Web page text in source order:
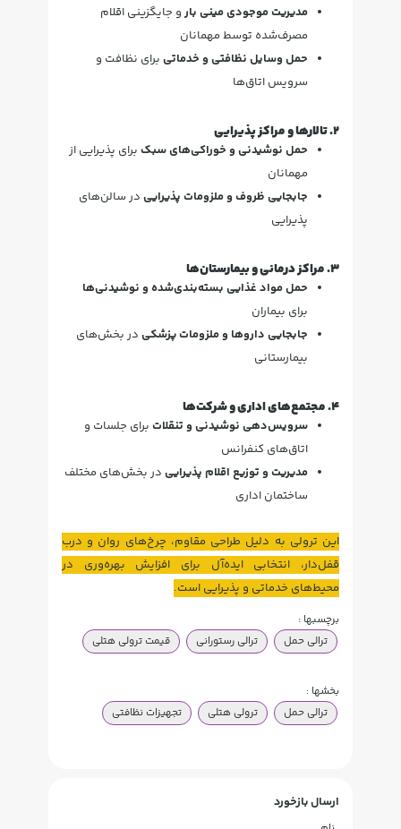
مدیریت موجودی مینی بار و جایگزینی اقلام
مصرف‌شده توسط مهمانان
حمل وسایل نظافتی و خدماتی برای نظافت و
سرویس اتاق‌ها
۲. تالارها و مراکز پذیرایی
حمل نوشیدنی و خوراکی‌های سبک برای پذیرایی از
مهمانان
جابجایی ظروف و ملزومات پذیرایی در سالن‌های
پذیرایی
۳. مراکز درمانی و بیمارستان‌ها
حمل مواد غذایی بسته‌بندی‌شده و نوشیدنی‌ها
برای بیماران
جابجایی داروها و ملزومات پزشکی در بخش‌های
بیمارستانی
۴. مجتمع‌های اداری و شرکت‌ها
سرویس‌دهی نوشیدنی و تنقلات برای جلسات و
اتاق‌های کنفرانس
مدیریت و توزیع اقلام پذیرایی در بخش‌های مختلف
ساختمان اداری
این ترولی به دلیل طراحی مقاوم، چرخ‌های روان و درب
قفل‌دار، انتخابی ایده‌آل برای افزایش بهره‌وری در
محیط‌های خدماتی و پذیرایی است.
برچسبها :
ترالی حمل
ترالی رستورانی قیمت ترولی هتلی
بخشها :
ترالی حمل
ترولی هتلی تجهیزات نظافتی
ارسال بازخورد